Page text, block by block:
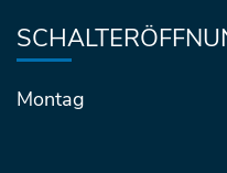
Montag